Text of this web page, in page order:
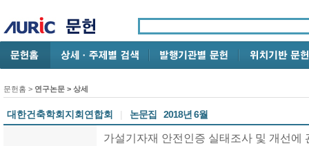
문헌홈 > 연구논문 > 상세
대한건축학회지회연합회 | 논문집 2018년 6월
가설기자재 안전인증 실태조사 및 개선에